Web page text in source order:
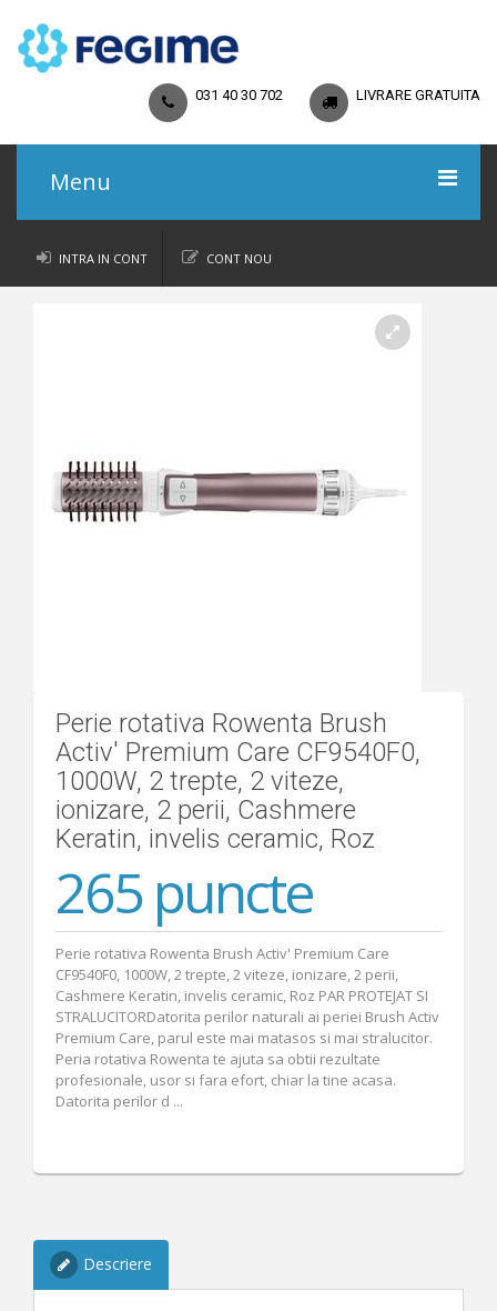
031 40 30 702 LIVRARE GRATUITA
Menu
Acasa
Termeni și Condiții
Ajutor
INTRA IN CONT CONT NOU
Perie rotativa Rowenta Brush
Activ' Premium Care CF9540F0,
1000W, 2 trepte, 2 viteze,
ionizare, 2 perii, Cashmere
Keratin, invelis ceramic, Roz
265 puncte
Perie rotativa Rowenta Brush Activ' Premium Care
CF9540F0, 1000W, 2 trepte, 2 viteze, ionizare, 2 perii,
Cashmere Keratin, invelis ceramic, Roz PAR PROTEJAT SI
STRALUCITORDatorita perilor naturali ai periei Brush Activ
Premium Care, parul este mai matasos si mai stralucitor.
Peria rotativa Rowenta te ajuta sa obtii rezultate
profesionale, usor si fara efort, chiar la tine acasa.
Datorita perilor d ...
Descriere